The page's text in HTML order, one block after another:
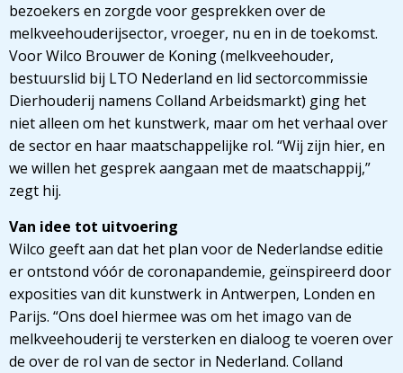
bezoekers en zorgde voor gesprekken over de
melkveehouderijsector, vroeger, nu en in de toekomst.
Voor Wilco Brouwer de Koning (melkveehouder,
bestuurslid bij LTO Nederland en lid sectorcommissie
Dierhouderij namens Colland Arbeidsmarkt) ging het
niet alleen om het kunstwerk, maar om het verhaal over
de sector en haar maatschappelijke rol. “Wij zijn hier, en
we willen het gesprek aangaan met de maatschappij,”
zegt hij.
Van idee tot uitvoering
Wilco geeft aan dat het plan voor de Nederlandse editie
er ontstond vóór de coronapandemie, geïnspireerd door
exposities van dit kunstwerk in Antwerpen, Londen en
Parijs. “Ons doel hiermee was om het imago van de
melkveehouderij te versterken en dialoog te voeren over
de over de rol van de sector in Nederland. Colland